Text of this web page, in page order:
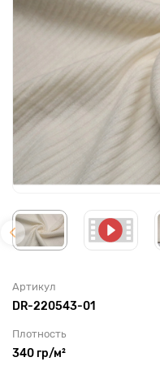
Артикул
DR-220543-01
Плотность
340 гр/м²